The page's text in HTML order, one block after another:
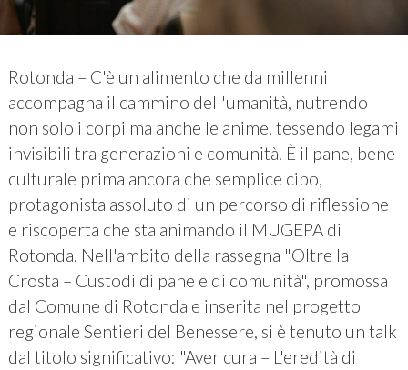
Rotonda – C'è un alimento che da millenni
accompagna il cammino dell'umanità, nutrendo
non solo i corpi ma anche le anime, tessendo legami
invisibili tra generazioni e comunità. È il pane, bene
culturale prima ancora che semplice cibo,
protagonista assoluto di un percorso di riflessione
e riscoperta che sta animando il MUGEPA di
Rotonda. Nell'ambito della rassegna "Oltre la
Crosta – Custodi di pane e di comunità", promossa
dal Comune di Rotonda e inserita nel progetto
regionale Sentieri del Benessere, si è tenuto un talk
dal titolo significativo: "Aver cura – L'eredità di